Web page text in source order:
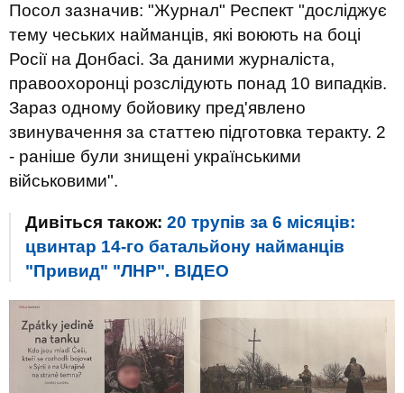
Посол зазначив: "Журнал" Респект "досліджує
тему чеських найманців, які воюють на боці
Росії на Донбасі. За даними журналіста,
правоохоронці розслідують понад 10 випадків.
Зараз одному бойовику пред'явлено
звинувачення за статтею підготовка теракту. 2
- раніше були знищені українськими
військовими".
Дивіться також: 20 трупів за 6 місяців:
цвинтар 14-го батальйону найманців
"Привид" "ЛНР". ВIДЕО